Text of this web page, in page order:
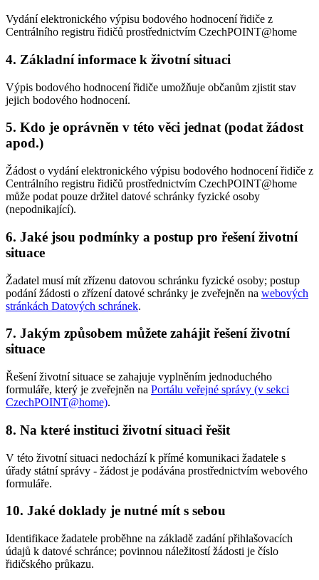
Vydání elektronického výpisu bodového hodnocení řidiče z
Centrálního registru řidičů prostřednictvím CzechPOINT@home
4. Základní informace k životní situaci
Výpis bodového hodnocení řidiče umožňuje občanům zjistit stav
jejich bodového hodnocení.
5. Kdo je oprávněn v této věci jednat (podat žádost
apod.)
Žádost o vydání elektronického výpisu bodového hodnocení řidiče z
Centrálního registru řidičů prostřednictvím CzechPOINT@home
může podat pouze držitel datové schránky fyzické osoby
(nepodnikající).
6. Jaké jsou podmínky a postup pro řešení životní
situace
Žadatel musí mít zřízenu datovou schránku fyzické osoby; postup
podání žádosti o zřízení datové schránky je zveřejněn na webových
stránkách Datových schránek.
7. Jakým způsobem můžete zahájit řešení životní
situace
Řešení životní situace se zahajuje vyplněním jednoduchého
formuláře, který je zveřejněn na Portálu veřejné správy (v sekci
CzechPOINT@home).
8. Na které instituci životní situaci řešit
V této životní situaci nedochází k přímé komunikaci žadatele s
úřady státní správy - žádost je podávána prostřednictvím webového
formuláře.
10. Jaké doklady je nutné mít s sebou
Identifikace žadatele proběhne na základě zadání přihlašovacích
údajů k datové schránce; povinnou náležitostí žádosti je číslo
řidičského průkazu.